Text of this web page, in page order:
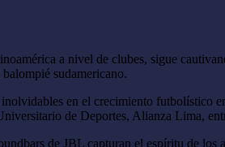
a nivel de clubes, sigue
sudamericano.
en el crecimiento
de Deportes, Alianza Lima,
de JBL capturan el espíritu de